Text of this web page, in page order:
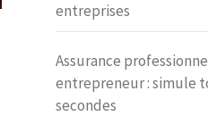
entreprises
Assurance
entrepreneur : simule
secondes